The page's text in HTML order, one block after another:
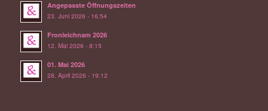
Angepasste Öffnungszeiten
23. Juni 2026 - 16:54
Fronleichnam 2026
12. Mai 2026 - 8:15
01. Mai 2026
28. April 2026 - 19:12